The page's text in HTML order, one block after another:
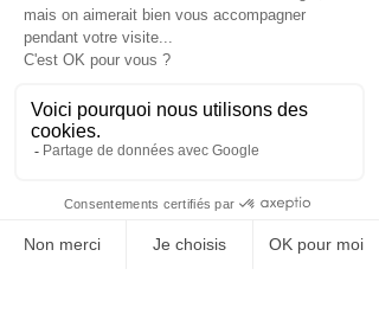
Términos legales
Términos legales
© 2025 Bariatrix Europa